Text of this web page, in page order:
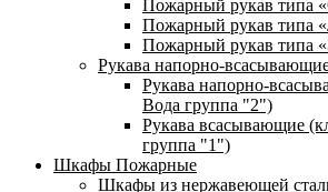
Пожарный рукав типа
Пожарный рукав типа
Пожарный рукав типа
Рукава напорно-
Рукава напорно-
Вода группа "2")
Рукава всасывающие
группа "1")
Шкафы Пожарные
Шкафы из нержавеющей